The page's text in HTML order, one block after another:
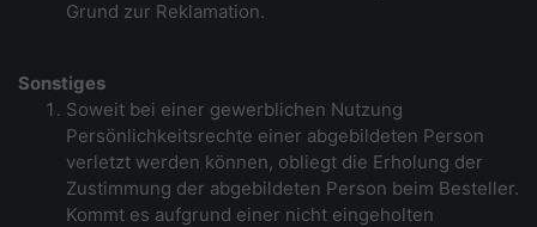
Grund zur Reklamation.
Sonstiges
Soweit bei einer gewerblichen Nutzung
Persönlichkeitsrechte einer abgebildeten Person
verletzt werden können, obliegt die Erholung der
Zustimmung der abgebildeten Person beim Besteller.
Kommt es aufgrund einer nicht eingeholten